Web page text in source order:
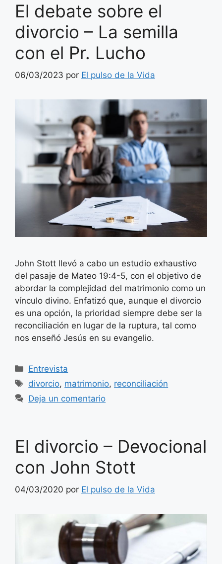
El debate sobre el
divorcio – La semilla
con el Pr. Lucho
06/03/2023 por El pulso de la Vida
John Stott llevó a cabo un estudio exhaustivo
del pasaje de Mateo 19:4-5, con el objetivo de
abordar la complejidad del matrimonio como un
vínculo divino. Enfatizó que, aunque el divorcio
es una opción, la prioridad siempre debe ser la
reconciliación en lugar de la ruptura, tal como
nos enseñó Jesús en su evangelio.
Categorías
Entrevista
Etiquetas
divorcio, matrimonio, reconciliación
Deja un comentario
El divorcio – Devocional
con John Stott
04/03/2020 por El pulso de la Vida